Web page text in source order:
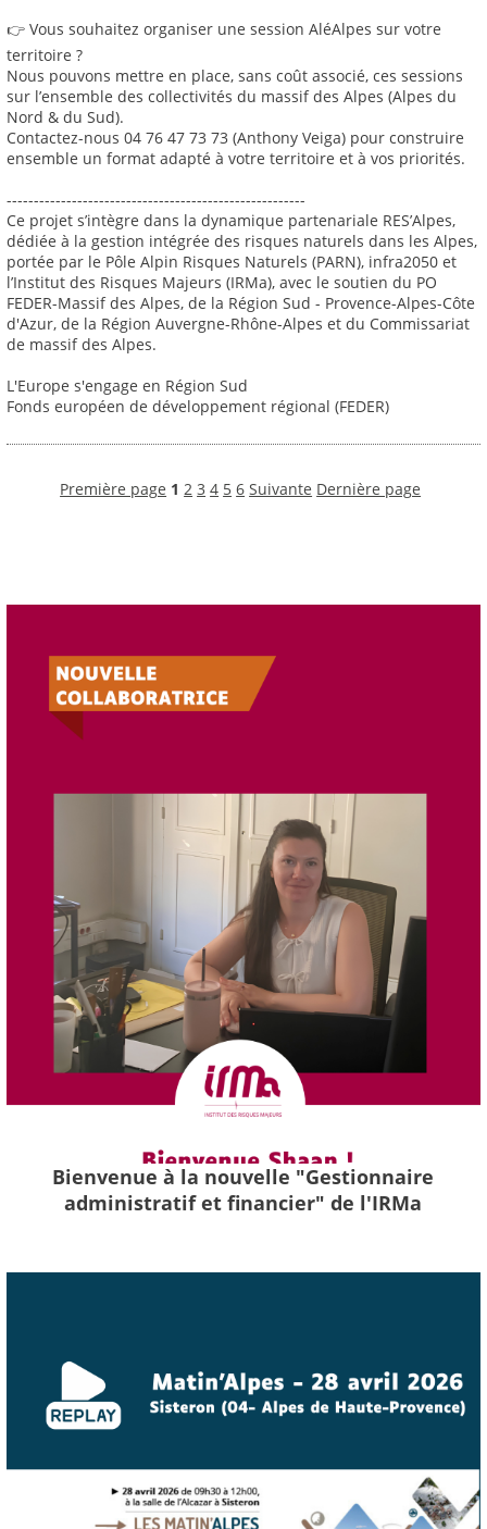
👉 Vous souhaitez organiser une session AléAlpes sur votre
territoire ?
Nous pouvons mettre en place, sans coût associé, ces sessions
sur l’ensemble des collectivités du massif des Alpes (Alpes du
Nord & du Sud).
Contactez-nous 04 76 47 73 73 (Anthony Veiga) pour construire
ensemble un format adapté à votre territoire et à vos priorités.
-------------------------------------------------------
Ce projet s’intègre dans la dynamique partenariale RES’Alpes,
dédiée à la gestion intégrée des risques naturels dans les Alpes,
portée par le Pôle Alpin Risques Naturels (PARN), infra2050 et
l’Institut des Risques Majeurs (IRMa), avec le soutien du PO
FEDER-Massif des Alpes, de la Région Sud - Provence-Alpes-Côte
d'Azur, de la Région Auvergne-Rhône-Alpes et du Commissariat
de massif des Alpes.
L'Europe s'engage en Région Sud
Fonds européen de développement régional (FEDER)
Première page 1 2 3 4 5 6 Suivante Dernière page
Bienvenue à la nouvelle "Gestionnaire
administratif et financier" de l'IRMa